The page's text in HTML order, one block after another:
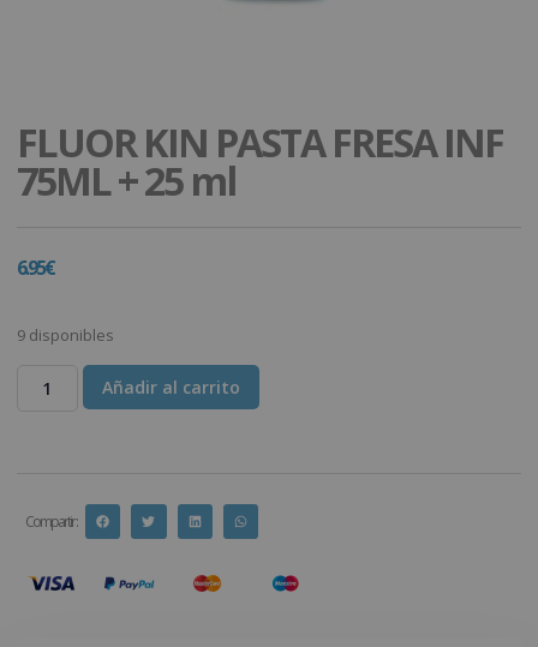
FLUOR KIN PASTA FRESA INF
75ML + 25 ml
6.95€
9 disponibles
Añadir al carrito
Compartir :